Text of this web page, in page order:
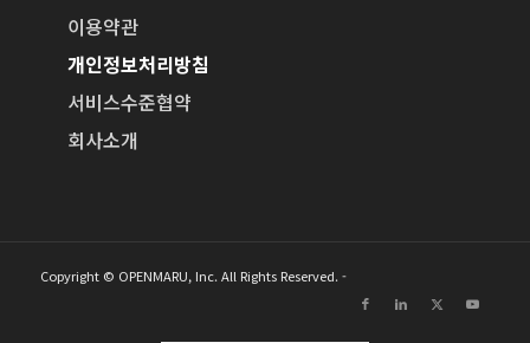
이용약관
개인정보처리방침
서비스수준협약
회사소개
Copyright © OPENMARU, Inc. All Rights Reserved. -